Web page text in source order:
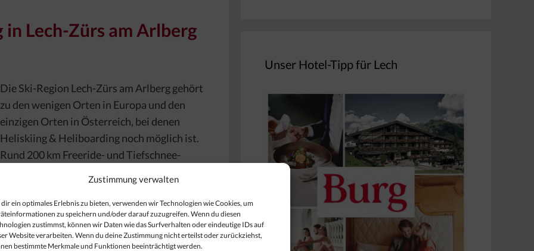
Zustimmung verwalten
dir ein optimales Erlebnis zu bieten, verwenden wir Technologien wie Cookies, um
zu speichern und/oder darauf zuzugreifen. Wenn du diesen
zustimmst, können wir Daten wie das Surfverhalten oder eindeutige IDs auf
Website verarbeiten. Wenn du deine Zustimmung nicht erteilst oder zurückziehst,
bestimmte Merkmale und Funktionen beeinträchtigt werden.
Lech-Zürs am Arlberg
Die Ski-Region Lech-Zürs am Arlberg gehört
zu den wenigen Orten in Europa und den
einzigen Orten in Österreich, bei denen
Heliskiing & Heliboarding noch möglich ist.
Rund 200 km Freeride- und Tiefschnee-
deshalb auch als Freeride-Mekka in der
ganzen Welt bekannt. Die Freeride-
…[…]
Unser Hotel-Tipp für Lech